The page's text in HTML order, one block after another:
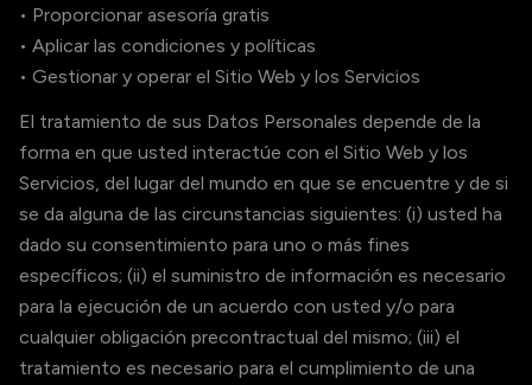
• Proporcionar asesoría gratis
• Aplicar las condiciones y políticas
• Gestionar y operar el Sitio Web y los Servicios
El tratamiento de sus Datos Personales depende de la
forma en que usted interactúe con el Sitio Web y los
Servicios, del lugar del mundo en que se encuentre y de si
se da alguna de las circunstancias siguientes: (i) usted ha
dado su consentimiento para uno o más fines
específicos; (ii) el suministro de información es necesario
para la ejecución de un acuerdo con usted y/o para
cualquier obligación precontractual del mismo; (iii) el
tratamiento es necesario para el cumplimiento de una